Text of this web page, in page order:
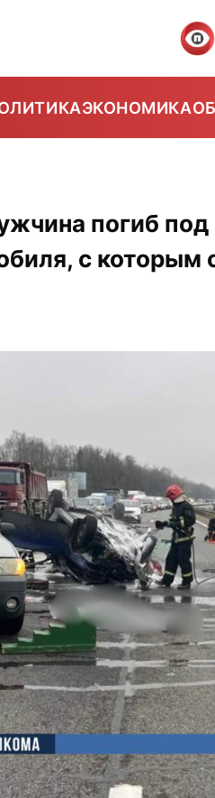
ЭКОНОМИКА
погиб под
с которым